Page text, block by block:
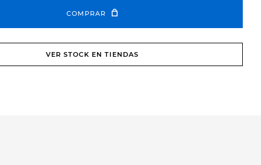
COMPRAR
VER STOCK EN TIENDAS